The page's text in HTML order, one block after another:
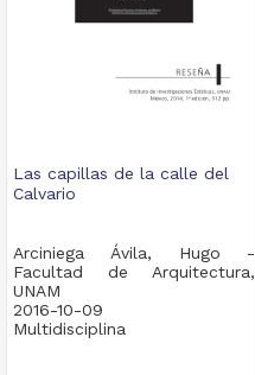
Las capillas de la calle del
Calvario
Arciniega Ávila, Hugo -
Facultad de Arquitectura,
UNAM
2016-10-09
Multidisciplina